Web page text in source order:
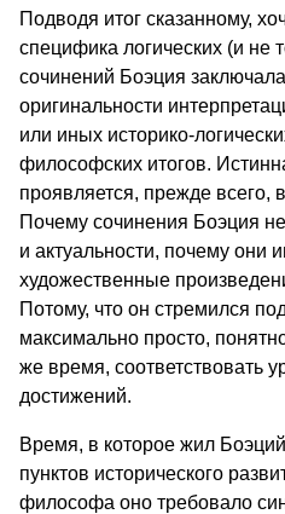
Подводя итог сказанному,
специфика логических (и не
сочинений Боэция
оригинальности
или иных историко-
философских итогов.
проявляется, прежде всего,
Почему сочинения Боэция
и актуальности, почему они
художественные
Потому, что он стремился
максимально просто,
же время, соответствовать
достижений.
Время, в которое жил
пунктов исторического
философа оно требовало